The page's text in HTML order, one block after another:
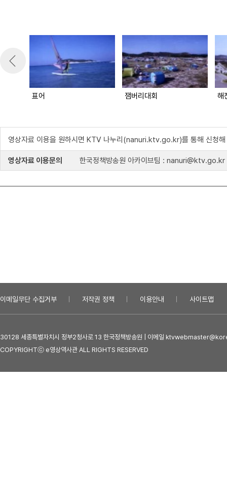
표어 잼버리대회 해
영상자료 이용을 원하시면 KTV 나누리(nanuri.ktv.go.kr)를 통해 신청해
영상자료 이용문의 한국정책방송원 아카이브팀 : nanuri@ktv.go.kr
이메일무단 수집거부 저작권 정책 이용안내 사이트맵
30128 세종특별자치시 정부2청사로 13 한국정책방송원 | 이메일
COPYRIGHTⓒ e영상역사관 ALL RIGHTS RESERVED